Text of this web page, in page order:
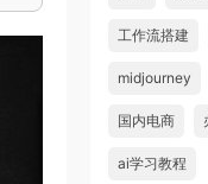
工作流搭建
midjourney
国内电商
ai学习教程